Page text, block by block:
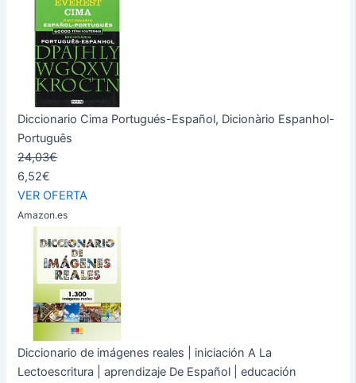
Diccionario Cima Portugués-Español, Dicionàrio Espanhol-
Português
24,03€
6,52€
VER OFERTA
Amazon.es
Diccionario de imágenes reales | iniciación A La
Lectoescritura | aprendizaje De Español | educación